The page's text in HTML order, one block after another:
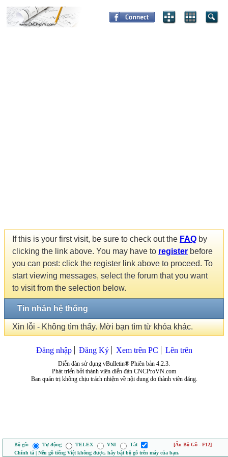
If this is your first visit, be sure to check out the FAQ by
clicking the link above. You may have to register before
you can post: click the register link above to proceed. To
start viewing messages, select the forum that you want
to visit from the selection below.
Tin nhắn hệ thống
Xin lỗi - Không tìm thấy. Mời bạn tìm từ khóa khác.
Đăng nhập Đăng Ký Xem trên PC Lên trên
Diễn đàn sử dụng vBulletin® Phiên bản 4.2.3.
Phát triển bởi thành viên diễn đàn CNCProVN.com
Ban quản trị không chịu trách nhiệm về nội dung do thành viên đăng.
Bộ gõ: Tự động TELEX VNI Tắt
[Ẩn Bộ Gõ - F12]
Chính tả | Nếu gõ tiếng Việt không được, hãy bật bộ gõ trên máy của bạn.